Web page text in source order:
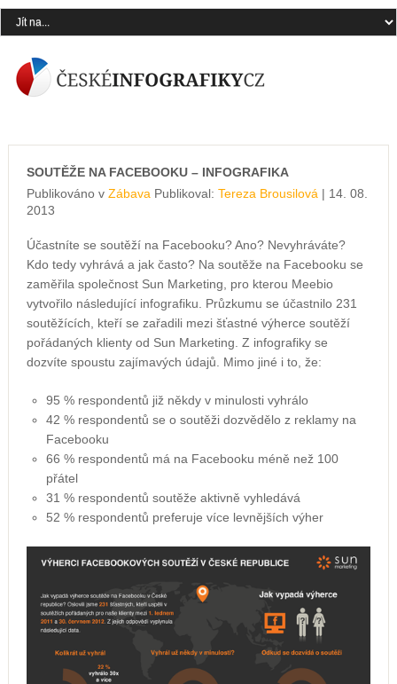
SOUTĚŽE NA FACEBOOKU – INFOGRAFIKA
Publikováno v Zábava Publikoval: Tereza Brousilová | 14. 08.
2013
Účastníte se soutěží na Facebooku? Ano? Nevyhráváte?
Kdo tedy vyhrává a jak často? Na soutěže na Facebooku se
zaměřila společnost Sun Marketing, pro kterou Meebio
vytvořilo následující infografiku. Průzkumu se účastnilo 231
soutěžících, kteří se zařadili mezi šťastné výherce soutěží
pořádaných klienty od Sun Marketing. Z infografiky se
dozvíte spoustu zajímavých údajů. Mimo jiné i to, že:
95 % respondentů již někdy v minulosti vyhrálo
42 % respondentů se o soutěži dozvědělo z reklamy na
Facebooku
66 % respondentů má na Facebooku méně než 100
přátel
31 % respondentů soutěže aktivně vyhledává
52 % respondentů preferuje více levnějších výher